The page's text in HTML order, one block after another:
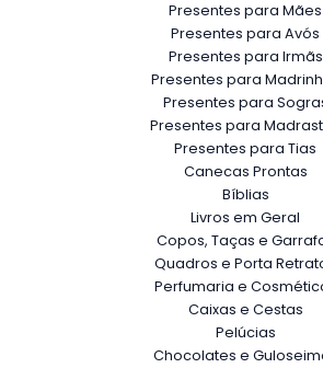
Presentes para Mães
Presentes para Avós
Presentes para Irmãs
Presentes para
Presentes para
Presentes para
Presentes para Tias
Canecas Prontas
Bíblias
Livros em Geral
Copos, Taças e
Quadros e Porta
Perfumaria e
Caixas e Cestas
Pelúcias
Chocolates e